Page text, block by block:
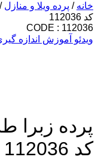
خانه / پرده ویلا و منازل /
کد 112036
CODE : 112036
ویدئو آموزش اندازه
پرده زبرا
کد 112036